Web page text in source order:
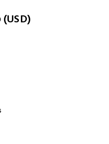
(USD)